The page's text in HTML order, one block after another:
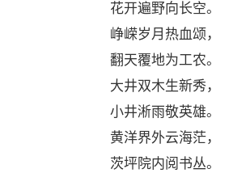
花开遍野向长空。
峥嵘岁月热血颂，
翻天覆地为工农。
大井双木生新秀，
小井淅雨敬英雄。
黄洋界外云海茫，
茨坪院内阅书丛。